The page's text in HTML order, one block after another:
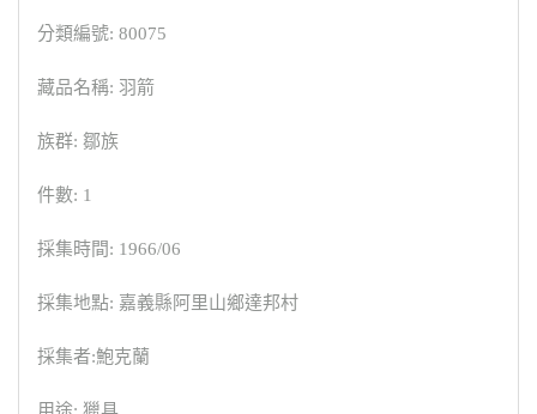
分類編號: 80075
藏品名稱: 羽箭
族群: 鄒族
件數: 1
採集時間: 1966/06
採集地點: 嘉義縣阿里山鄉達邦村
採集者:鮑克蘭